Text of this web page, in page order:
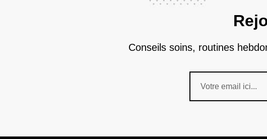
Conseils soins, routines